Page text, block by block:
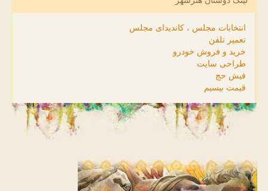
انتخابات مجلس ، کاندیدای مجلس
تعمیر تلفن
خرید و فروش خودرو
طراحی سایت
فیش حج
قیمت بیسیم